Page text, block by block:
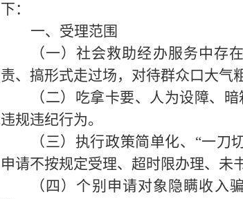
下：
一、受理范围
（一）社会救助经办服务中存
责、搞形式走过场，对待群众口大气
（二）吃拿卡要、人为设障、
违规违纪行为。
（三）执行政策简单化、“一刀
申请不按规定受理、超时限办理、未
（四）个别申请对象隐瞒收入